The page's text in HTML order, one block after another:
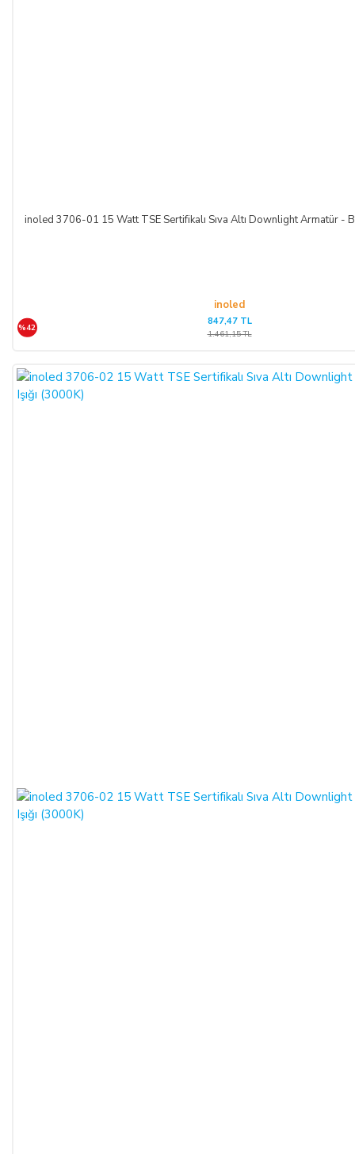
inoled 3706-01 15 Watt TSE Sertifikalı Sıva Altı Downlight Armatür -
inoled
%42
847,47 TL
1.461,15 TL